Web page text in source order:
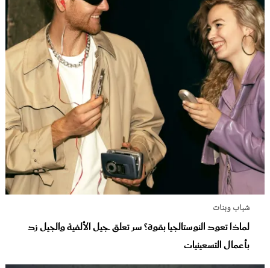
شباب وبنات
لماذا تعود النوستالجيا بقوة؟ سر تعلق جيل الألفية والجيل زد
بأعمال التسعينيات